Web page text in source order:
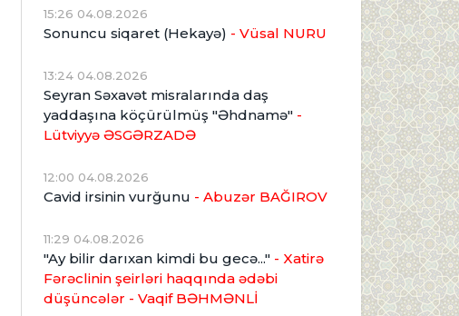
15:26 04.08.2026
Sonuncu siqaret (Hekayə) - Vüsal NURU
13:24 04.08.2026
Seyran Səxavət misralarında daş
yaddaşına köçürülmüş "Əhdnamə" -
Lütviyyə ƏSGƏRZADƏ
12:00 04.08.2026
Cavid irsinin vurğunu - Abuzər BAĞIROV
11:29 04.08.2026
"Ay bilir darıxan kimdi bu gecə..." - Xatirə
Fərəclinin şeirləri haqqında ədəbi
düşüncələr - Vaqif BƏHMƏNLİ